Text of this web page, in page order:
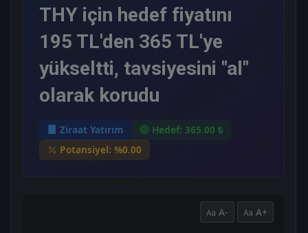
THY için hedef fiyatını
195 TL'den 365 TL'ye
yükseltti, tavsiyesini "al"
olarak korudu
Ziraat Yatırım
Hedef: 365.00 ₺
Potansiyel: %0.00
A- A+